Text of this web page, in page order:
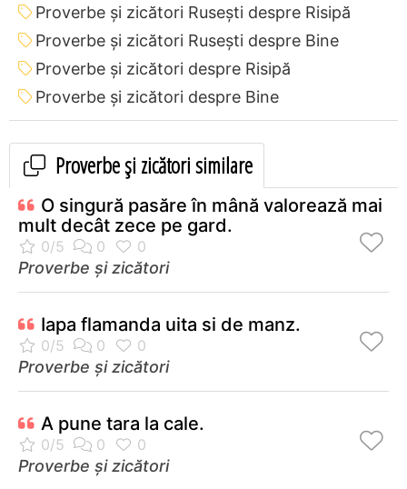
Proverbe și zicători Ruseşti despre Risipă
Proverbe și zicători Ruseşti despre Bine
Proverbe și zicători despre Risipă
Proverbe și zicători despre Bine
Proverbe și zicători similare
O singură pasăre în mână valorează mai
mult decât zece pe gard.
Proverbe și zicători
Iapa flamanda uita si de manz.
Proverbe și zicători
A pune tara la cale.
Proverbe și zicători